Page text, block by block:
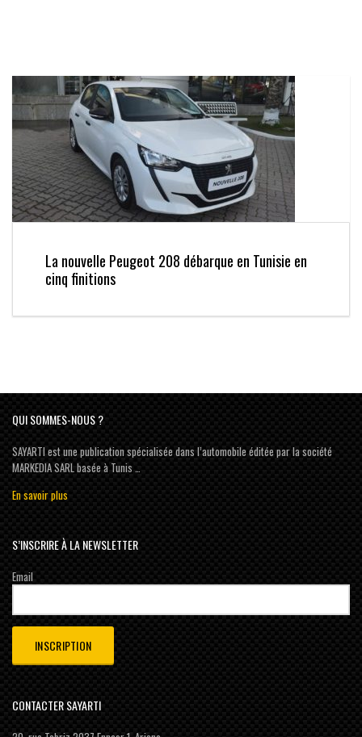
La nouvelle Peugeot 208 débarque en Tunisie en
cinq finitions
QUI SOMMES-NOUS ?
SAYARTI est une publication spécialisée dans l’automobile éditée par la société
MARKEDIA SARL basée à Tunis …
En savoir plus
S’INSCRIRE À LA NEWSLETTER
Email
CONTACTER SAYARTI